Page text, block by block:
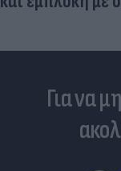
Για να